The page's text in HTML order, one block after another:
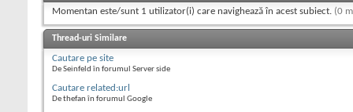
Momentan este/sunt 1 utilizator(i) care navighează în acest subiect. (0
Thread-uri Similare
Cautare pe site
De Seinfeld în forumul Server side
Cautare related:url
De thefan în forumul Google